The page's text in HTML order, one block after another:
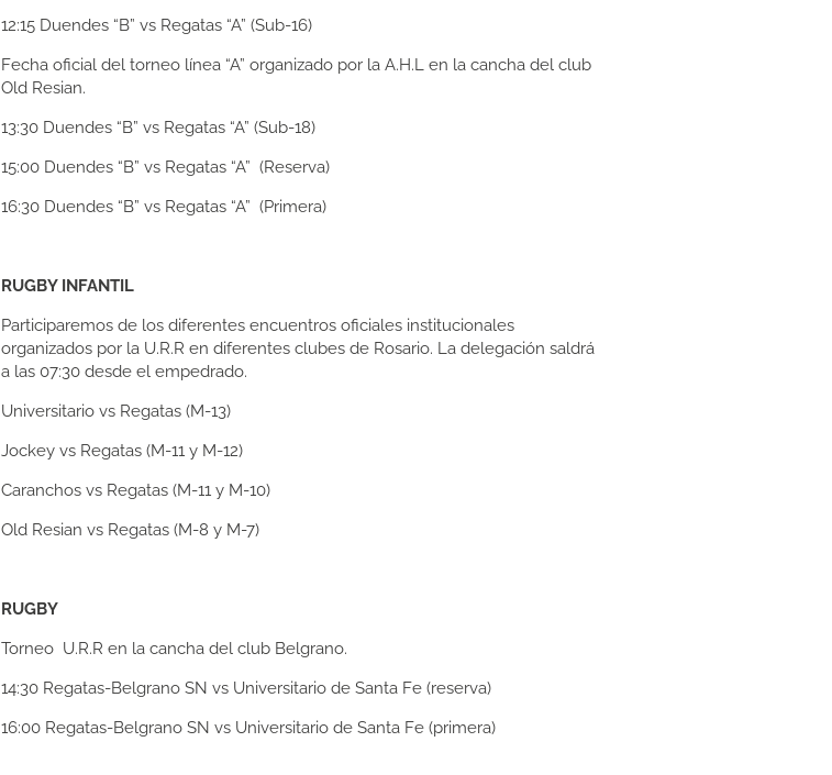
12:15 Duendes “B” vs Regatas “A” (Sub-16)
Fecha oficial del torneo línea “A” organizado por la A.H.L en la cancha del club
Old Resian.
13:30 Duendes “B” vs Regatas “A” (Sub-18)
15:00 Duendes “B” vs Regatas “A” (Reserva)
16:30 Duendes “B” vs Regatas “A” (Primera)
RUGBY INFANTIL
Participaremos de los diferentes encuentros oficiales institucionales
organizados por la U.R.R en diferentes clubes de Rosario. La delegación saldrá
a las 07:30 desde el empedrado.
Universitario vs Regatas (M-13)
Jockey vs Regatas (M-11 y M-12)
Caranchos vs Regatas (M-11 y M-10)
Old Resian vs Regatas (M-8 y M-7)
RUGBY
Torneo U.R.R en la cancha del club Belgrano.
14:30 Regatas-Belgrano SN vs Universitario de Santa Fe (reserva)
16:00 Regatas-Belgrano SN vs Universitario de Santa Fe (primera)